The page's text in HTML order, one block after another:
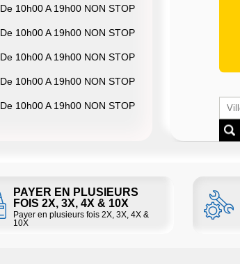
De 10h00 A 19h00 NON STOP
De 10h00 A 19h00 NON STOP
De 10h00 A 19h00 NON STOP
De 10h00 A 19h00 NON STOP
De 10h00 A 19h00 NON STOP
PAYER EN PLUSIEURS
FOIS 2X, 3X, 4X & 10X
Payer en plusieurs fois 2X, 3X, 4X &
10X